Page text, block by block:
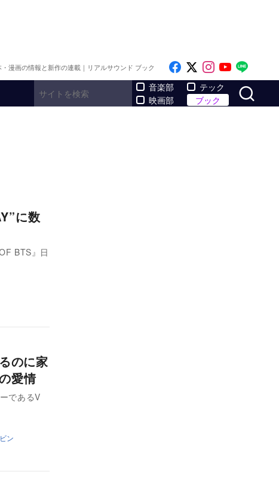
・漫画の情報と新作の連載｜リアルサウンド ブック Like on Facebook
Follow on x
Follow on
Follow
音楽部
映画部
テック
ブック
に数
BTS』日
のに家
愛情
であるV
ン